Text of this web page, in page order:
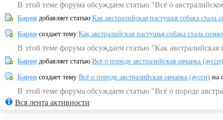
В этой теме форума обсуждаем статью "Всё о
Барон добавляет статью Как австралийская пастушья собака
Барон создает тему Как австралийская пастушья собака стала
В этой теме форума обсуждаем статью "Как
Барон добавляет статью Всё о породе австралийская овчарка (аусси)
Барон создает тему Всё о породе австралийская овчарка (аусси) на
В этой теме форума обсуждаем статью "Всё о породе
Вся лента активности